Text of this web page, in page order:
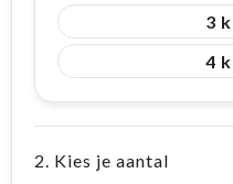
3
4
2. Kies je aantal